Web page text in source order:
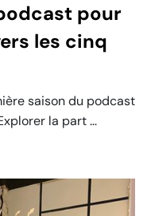
pour
les cinq
saison du podcast
la part ...